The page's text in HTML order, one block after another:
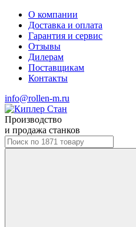
О компании
Доставка и оплата
Гарантия и сервис
Отзывы
Дилерам
Поставщикам
Контакты
info@rollen-m.ru
Производство
и продажа станков